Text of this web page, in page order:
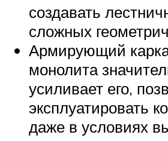
создавать
сложных
Армирующий
монолита
усиливает его,
эксплуатировать
даже в условиях